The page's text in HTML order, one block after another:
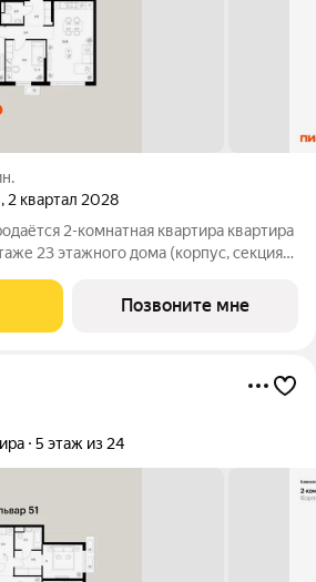
, 2 квартал 2028
2-комнатная квартира квартира
23 этажного дома (корпус, секция)
пешком до станции метро
минут до станции
Позвоните мне
5 этаж из 24